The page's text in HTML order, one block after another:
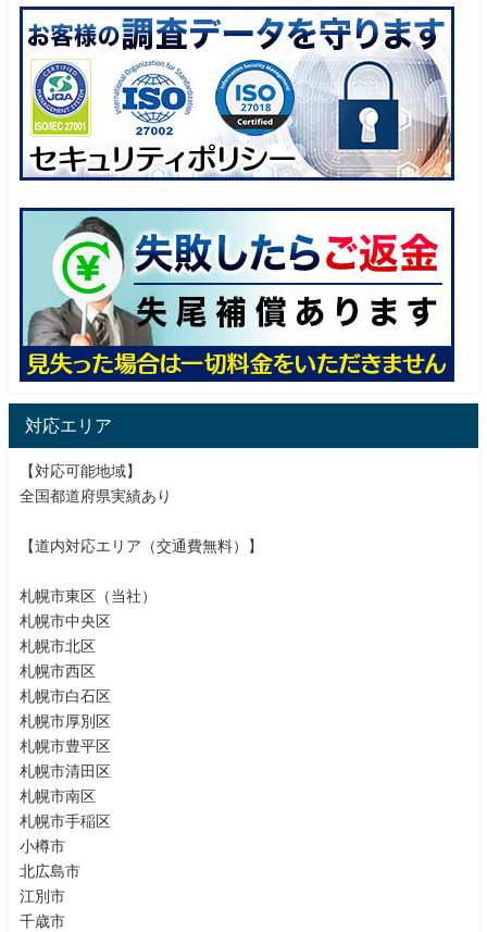
対応エリア
【対応可能地域】
全国都道府県実績あり
【道内対応エリア（交通費無料）】
札幌市東区（当社）
札幌市中央区
札幌市北区
札幌市西区
札幌市白石区
札幌市厚別区
札幌市豊平区
札幌市清田区
札幌市南区
札幌市手稲区
小樽市
北広島市
江別市
千歳市